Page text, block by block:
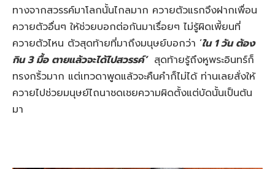
ทางจากสวรรค์มาโลกนั้นไกลมาก ควายตัวแรกจึงฝากเพื่อน
ควายตัวอื่นๆ ให้ช่วยบอกต่อกันมาเรื่อยๆ ไม่รู้ผิดเพี้ยนที่
ควายตัวไหน ตัวสุดท้ายที่มาถึงมนุษย์บอกว่า ‘ใน 1 วัน ต้อง
กิน 3 มื้อ ตายแล้วจะได้ไปสวรรค์’ สุดท้ายรู้ถึงหูพระอินทร์ก็
ทรงกริ้วมาก แต่เทวดาพูดแล้วจะคืนคำก็ไม่ได้ ท่านเลยสั่งให้
ควายไปช่วยมนุษย์ไถนาชดเชยความผิดตั้งแต่บัดนั้นเป็นต้น
มา